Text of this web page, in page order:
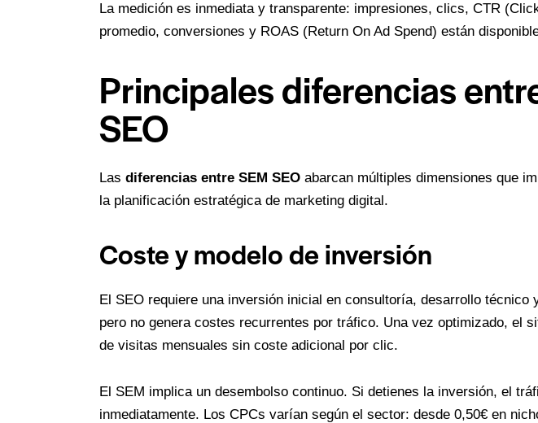
La medición es inmediata y transparente: impresiones, clics, CTR
promedio, conversiones y ROAS (Return On Ad Spend) están
Principales diferencias
SEO
Las diferencias entre SEM SEO abarcan múltiples dimensiones que
la planificación estratégica de marketing digital.
Coste y modelo de inversión
El SEO requiere una inversión inicial en consultoría, desarrollo técnico
pero no genera costes recurrentes por tráfico. Una vez optimizado, el
de visitas mensuales sin coste adicional por clic.
El SEM implica un desembolso continuo. Si detienes la inversión, el
inmediatamente. Los CPCs varían según el sector: desde 0,50€ en